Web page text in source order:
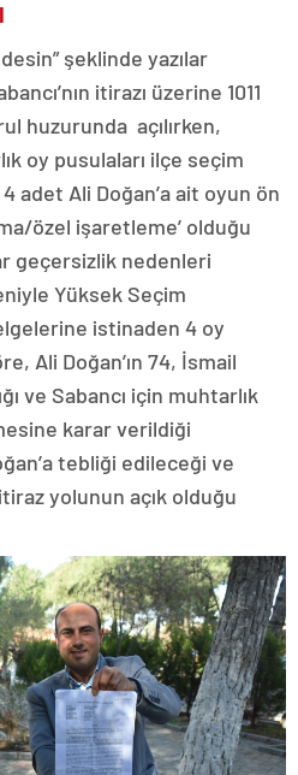
şeklinde yazılar
itirazı üzerine 1011
huzurunda açılırken,
oy pusulaları ilçe seçim
adet Ali Doğan’a ait oyun ön
özel işaretleme’ olduğu
geçersizlik nedenleri
Yüksek Seçim
istinaden 4 oy
Ali Doğan’ın 74, İsmail
ve Sabancı için muhtarlık
karar verildiği
tebliği edileceği ve
yolunun açık olduğu